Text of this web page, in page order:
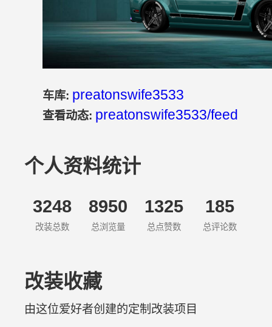
车库: preatonswife3533
查看动态: preatonswife3533/feed
个人资料统计
3248
改装总数
8950
总浏览量
1325
总点赞数
185
总评论数
改装收藏
由这位爱好者创建的定制改装项目